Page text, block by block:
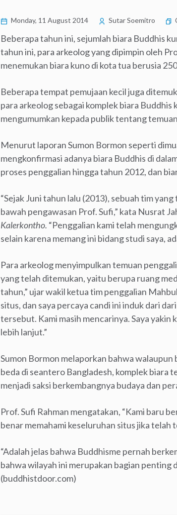
Monday, 11 August 2014 Sutar Soemitro
Beberapa tahun ini, sejumlah biara Buddhis
tahun ini, para arkeolog yang dipimpin oleh
menemukan biara kuno di kota tua berusia
Beberapa tempat pemujaan kecil juga
para arkeolog sebagai komplek biara
mengumumkan kepada publik tentang
Menurut laporan Sumon Bormon seperti
mengkonfirmasi adanya biara Buddhis di
proses penggalian hingga tahun 2012, dan
“Sejak Juni tahun lalu (2013), sebuah tim
bawah pengawasan Prof. Sufi,” kata Nusrat
Kalerkontho. “Penggalian kami telah
selain karena memang ini bidang studi saya,
Para arkeolog menyimpulkan temuan
yang telah ditemukan, yaitu berupa ruang
tahun,” ujar wakil ketua tim penggalian
situs, dan saya percaya candi ini induk dari
tersebut. Kami masih mencarinya. Saya
lebih lanjut.”
Sumon Bormon melaporkan bahwa
beda di seantero Bangladesh, komplek biara
menjadi saksi berkembangnya budaya dan
Prof. Sufi Rahman mengatakan, “Kami baru
benar memahami keseluruhan situs jika telah
“Adalah jelas bahwa Buddhisme pernah
bahwa wilayah ini merupakan bagian penting
(buddhistdoor.com)